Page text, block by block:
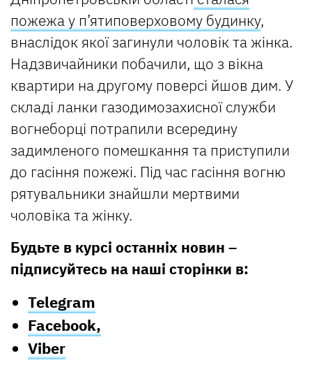
пожежа у п’ятиповерховому будинку,
внаслідок якої загинули чоловік та жінка.
Надзвичайники побачили, що з вікна
квартири на другому поверсі йшов дим. У
складі ланки газодимозахисної служби
вогнеборці потрапили всередину
задимленого помешкання та приступили
до гасіння пожежі. Під час гасіння вогню
рятувальники знайшли мертвими
чоловіка та жінку.
Будьте в курсі останніх новин –
підписуйтесь на наші сторінки в:
Telegram
Facebook,
Viber